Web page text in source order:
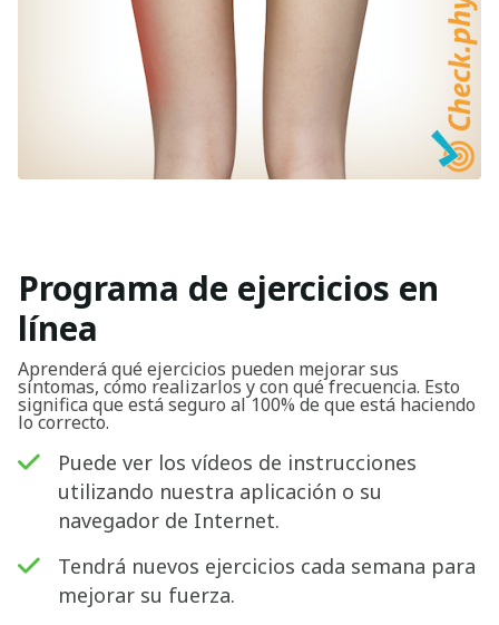
Programa de ejercicios en
línea
Aprenderá qué ejercicios pueden mejorar sus
síntomas, cómo realizarlos y con qué frecuencia. Esto
significa que está seguro al 100% de que está haciendo
lo correcto.
Puede ver los vídeos de instrucciones
utilizando nuestra aplicación o su
navegador de Internet.
Tendrá nuevos ejercicios cada semana para
mejorar su fuerza.